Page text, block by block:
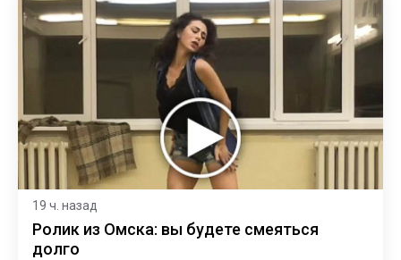
19 ч. назад
Ролик из Омска: вы будете смеяться
долго